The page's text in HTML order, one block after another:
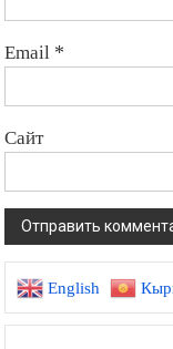
Email *
Сайт
English